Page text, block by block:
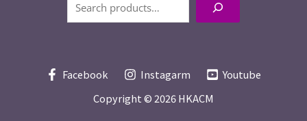
Facebook Instagarm
Youtube
Copyright © 2026HKACM